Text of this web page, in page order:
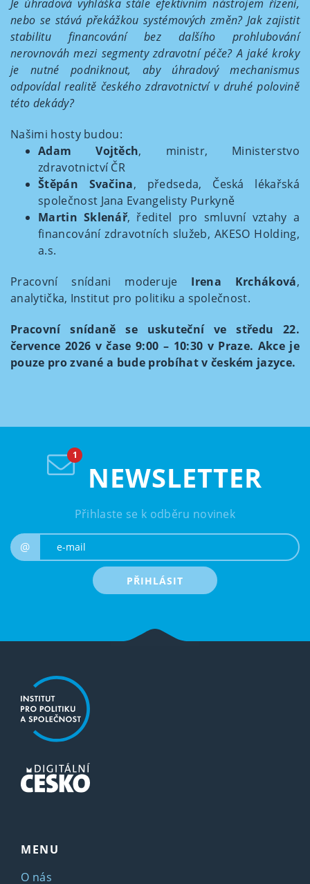
Je úhradová vyhláška stále efektivním nástrojem řízení,
nebo se stává překážkou systémových změn? Jak zajistit
stabilitu financování bez dalšího prohlubování
nerovnováh mezi segmenty zdravotní péče? A jaké kroky
je nutné podniknout, aby úhradový mechanismus
odpovídal realitě českého zdravotnictví v druhé polovině
této dekády?
Našimi hosty budou:
Adam Vojtěch, ministr, Ministerstvo
zdravotnictví ČR
Štěpán Svačina, předseda, Česká lékařská
společnost Jana Evangelisty Purkyně
Martin Sklenář, ředitel pro smluvní vztahy a
financování zdravotních služeb, AKESO Holding,
a.s.
Pracovní snídani moderuje Irena Krcháková,
analytička, Institut pro politiku a společnost.
Pracovní snídaně se uskuteční ve středu 22.
července 2026 v čase 9:00 – 10:30 v Praze. Akce je
pouze pro zvané a bude probíhat v českém jazyce.
NEWSLETTER
Přihlaste se k odběru novinek
@
PŘIHLÁSIT
MENU
O nás